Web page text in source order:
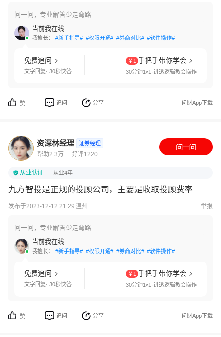
问一问，专业解答少走弯路
当前我在线
我擅长： #新手指导# #权限开通# #券商对比# #软件操作#
免费追问
文字回复· 30秒快答
￥1 手把手带你学会
30分钟1v1·讲透逻辑教会操作
赞 追问 分享 问财App下载
资深林经理 证券经理
帮助2.3万 好评1220
从业认证 从业4年
九方智投是正规的投顾公司，主要是收取投顾费率
发布于2023-12-12 21:29 温州 举报
问一问，专业解答少走弯路
当前我在线
我擅长： #新手指导# #权限开通# #券商对比# #软件操作#
免费追问
文字回复· 30秒快答
￥1 手把手带你学会
30分钟1v1·讲透逻辑教会操作
赞 追问 分享 问财App下载